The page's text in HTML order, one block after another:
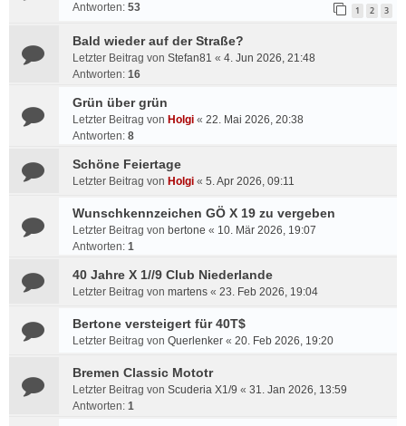
Antworten: 53 1 2 3
Bald wieder auf der Straße?
Letzter Beitrag von Stefan81 « 4. Jun 2026, 21:48
Antworten: 16
Grün über grün
Letzter Beitrag von Holgi « 22. Mai 2026, 20:38
Antworten: 8
Schöne Feiertage
Letzter Beitrag von Holgi « 5. Apr 2026, 09:11
Wunschkennzeichen GÖ X 19 zu vergeben
Letzter Beitrag von bertone « 10. Mär 2026, 19:07
Antworten: 1
40 Jahre X 1//9 Club Niederlande
Letzter Beitrag von martens « 23. Feb 2026, 19:04
Bertone versteigert für 40T$
Letzter Beitrag von Querlenker « 20. Feb 2026, 19:20
Bremen Classic Mototr
Letzter Beitrag von Scuderia X1/9 « 31. Jan 2026, 13:59
Antworten: 1